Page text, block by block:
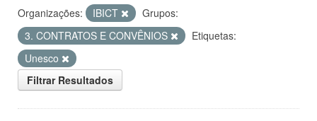
Organizações: IBICT
Grupos:
3. CONTRATOS E CONVÊNIOS
Etiquetas:
Unesco
Filtrar Resultados